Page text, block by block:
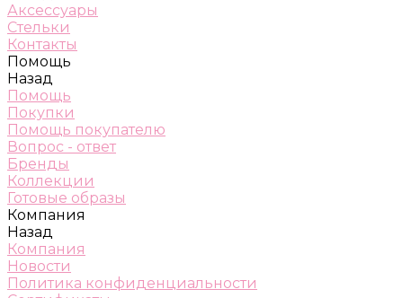
Аксессуары
Стельки
Контакты
Помощь
Назад
Помощь
Покупки
Помощь покупателю
Вопрос - ответ
Бренды
Коллекции
Готовые образы
Компания
Назад
Компания
Новости
Политика конфиденциальности